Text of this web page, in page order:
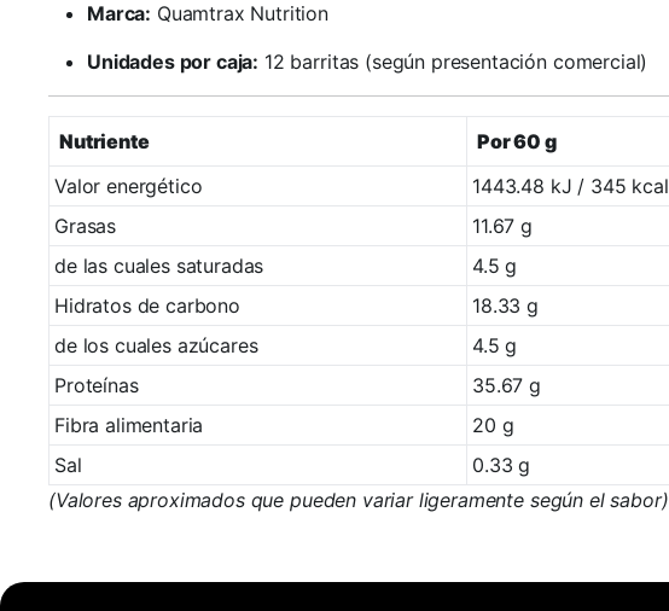
Marca: Quamtrax Nutrition
Unidades por caja: 12 barritas (según presentación comercial)
Nutriente Por 60 g
Valor energético
1443.48 kJ / 345 kcal
Grasas
11.67 g
de las cuales saturadas
4.5 g
Hidratos de carbono
18.33 g
de los cuales azúcares
4.5 g
Proteínas
35.67 g
Fibra alimentaria
20 g
Sal
0.33 g
(Valores aproximados que pueden variar ligeramente según el sabor)